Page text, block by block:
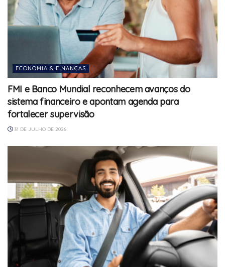
ECONOMIA & FINANÇAS
FMI e Banco Mundial reconhecem avanços do
sistema financeiro e apontam agenda para
fortalecer supervisão
31 DE JULHO DE 2026